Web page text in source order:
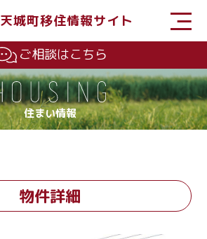
天城町移住情報サイト
ご相談はこちら
住まい情報
物件詳細